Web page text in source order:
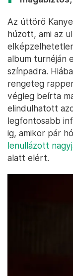
Az úttörő
húzott, ami az
album turnéján
színpadra.
rengeteg
végleg beírta
elindulhatott
legfontosabb
ig, amikor pár
lenullázott
alatt elért.